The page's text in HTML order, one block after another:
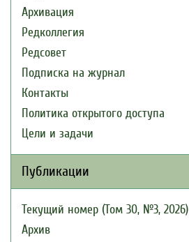
Архивация
Редколлегия
Редсовет
Подписка на журнал
Контакты
Политика открытого доступа
Цели и задачи
Публикации
Текущий номер (Том 30, №3, 2026)
Архив